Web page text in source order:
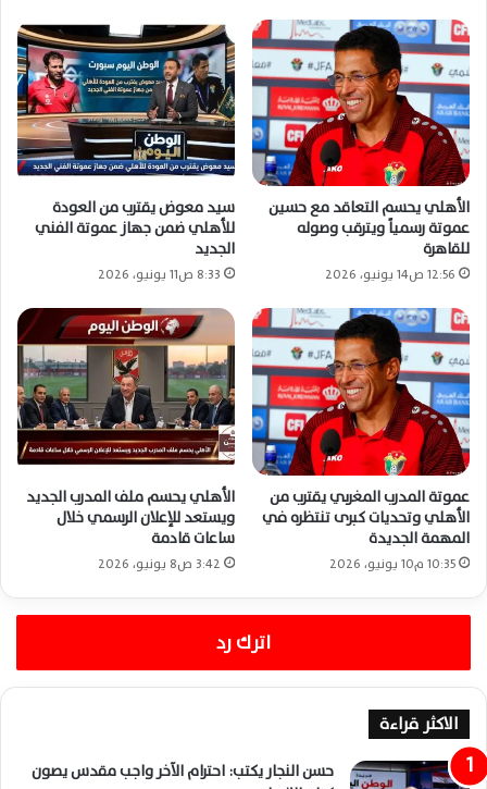
الأهلي يحسم التعاقد مع حسين
عموتة رسمياً ويترقب وصوله
للقاهرة
12:56 ص14 يونيو، 2026
سيد معوض يقترب من العودة
للأهلي ضمن جهاز عموتة الفني
الجديد
8:33 ص11 يونيو، 2026
عموتة المدرب المغربي يقترب من
الأهلي وتحديات كبرى تنتظره في
المهمة الجديدة
10:35 م10 يونيو، 2026
الأهلي يحسم ملف المدرب الجديد
ويستعد للإعلان الرسمي خلال
ساعات قادمة
3:42 ص8 يونيو، 2026
اترك رد
الاكثر قراءة
حسن النجار يكتب: احترام الآخر واجب مقدس يصون